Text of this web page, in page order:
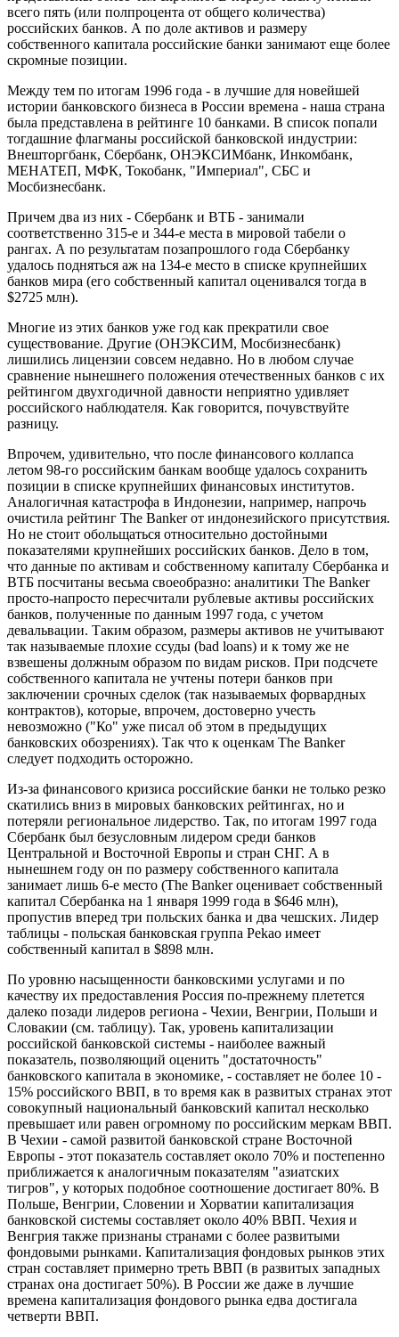
всего пять (или полпроцента от общего количества)
российских банков. А по доле активов и размеру
собственного капитала российские банки занимают еще более
скромные позиции.
Между тем по итогам 1996 года - в лучшие для новейшей
истории банковского бизнеса в России времена - наша страна
была представлена в рейтинге 10 банками. В список попали
тогдашние флагманы российской банковской индустрии:
Внешторгбанк, Сбербанк, ОНЭКСИМбанк, Инкомбанк,
МЕНАТЕП, МФК, Токобанк, "Империал", СБС и
Мосбизнесбанк.
Причем два из них - Сбербанк и ВТБ - занимали
соответственно 315-е и 344-е места в мировой табели о
рангах. А по результатам позапрошлого года Сбербанку
удалось подняться аж на 134-е место в списке крупнейших
банков мира (его собственный капитал оценивался тогда в
$2725 млн).
Многие из этих банков уже год как прекратили свое
существование. Другие (ОНЭКСИМ, Мосбизнесбанк)
лишились лицензии совсем недавно. Но в любом случае
сравнение нынешнего положения отечественных банков с их
рейтингом двухгодичной давности неприятно удивляет
российского наблюдателя. Как говорится, почувствуйте
разницу.
Впрочем, удивительно, что после финансового коллапса
летом 98-го российским банкам вообще удалось сохранить
позиции в списке крупнейших финансовых институтов.
Аналогичная катастрофа в Индонезии, например, напрочь
очистила рейтинг The Banker от индонезийского присутствия.
Но не стоит обольщаться относительно достойными
показателями крупнейших российских банков. Дело в том,
что данные по активам и собственному капиталу Сбербанка и
ВТБ посчитаны весьма своеобразно: аналитики The Banker
просто-напросто пересчитали рублевые активы российских
банков, полученные по данным 1997 года, с учетом
девальвации. Таким образом, размеры активов не учитывают
так называемые плохие ссуды (bad loans) и к тому же не
взвешены должным образом по видам рисков. При подсчете
собственного капитала не учтены потери банков при
заключении срочных сделок (так называемых форвардных
контрактов), которые, впрочем, достоверно учесть
невозможно ("Ко" уже писал об этом в предыдущих
банковских обозрениях). Так что к оценкам The Banker
следует подходить осторожно.
Из-за финансового кризиса российские банки не только резко
скатились вниз в мировых банковских рейтингах, но и
потеряли региональное лидерство. Так, по итогам 1997 года
Сбербанк был безусловным лидером среди банков
Центральной и Восточной Европы и стран СНГ. А в
нынешнем году он по размеру собственного капитала
занимает лишь 6-е место (The Banker оценивает собственный
капитал Сбербанка на 1 января 1999 года в $646 млн),
пропустив вперед три польских банка и два чешских. Лидер
таблицы - польская банковская группа Pekao имеет
собственный капитал в $898 млн.
По уровню насыщенности банковскими услугами и по
качеству их предоставления Россия по-прежнему плетется
далеко позади лидеров региона - Чехии, Венгрии, Польши и
Словакии (см. таблицу). Так, уровень капитализации
российской банковской системы - наиболее важный
показатель, позволяющий оценить "достаточность"
банковского капитала в экономике, - составляет не более 10 -
15% российского ВВП, в то время как в развитых странах этот
совокупный национальный банковский капитал несколько
превышает или равен огромному по российским меркам ВВП.
В Чехии - самой развитой банковской стране Восточной
Европы - этот показатель составляет около 70% и постепенно
приближается к аналогичным показателям "азиатских
тигров", у которых подобное соотношение достигает 80%. В
Польше, Венгрии, Словении и Хорватии капитализация
банковской системы составляет около 40% ВВП. Чехия и
Венгрия также признаны странами с более развитыми
фондовыми рынками. Капитализация фондовых рынков этих
стран составляет примерно треть ВВП (в развитых западных
странах она достигает 50%). В России же даже в лучшие
времена капитализация фондового рынка едва достигала
четверти ВВП.